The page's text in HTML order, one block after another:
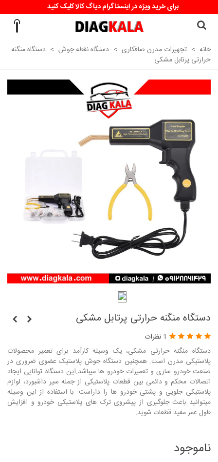
برای خرید ویژه در اینستاگرام دیاگ کالا کلیک کنید
خانه > تجهیزات مدرن صافکاری > دستگاه نقطه جوش > دستگاه منگنه
حرارتی پرتابل مشکی
دستگاه منگنه حرارتی پرتابل مشکی
1 نظرات
دستگاه منگنه حرارتی مشکی، یک وسیله کارآمد برای تعمیر محصولات
پلاستیکی مدرن است. همچنین دستگاه جوش پلاستیک عضوی ضروری در
صنعت خودرو سازی و تعمیرات خودرو ها میباشد.این دستگاه توانایی ایجاد
اتصالات محکم و دائمی بین قطعات پلاستیکی از جمله سپر داشبورد، لوازم
پلاستیکی جلویی و پشتی خودرو ها را داراست. با استفاده از این وسیله
میتوانید باعث جلوگیری از پیشروی ترک های پلاستیکی خودرو و افزایش
طول عمر مفید قطعات شوید.
ناموجود